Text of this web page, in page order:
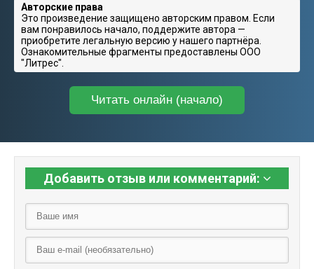
Авторские права
Это произведение защищено авторским правом. Если
вам понравилось начало, поддержите автора —
приобретите легальную версию у нашего партнёра.
Ознакомительные фрагменты предоставлены ООО
"Литрес".
Читать онлайн (начало)
Добавить отзыв или комментарий: